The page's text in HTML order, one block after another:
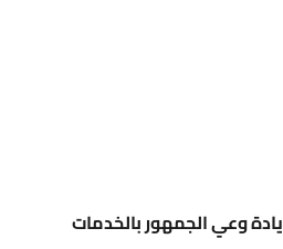
وعي الجمهور بالخدمات